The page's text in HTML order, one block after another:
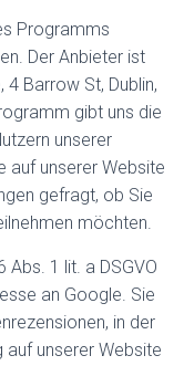
Programms
Der Anbieter ist
Barrow St, Dublin,
gibt uns die
unserer
auf unserer Website
gefragt, ob Sie
möchten.
Abs. 1 lit. a DSGVO
an Google. Sie
in der
auf unserer Website